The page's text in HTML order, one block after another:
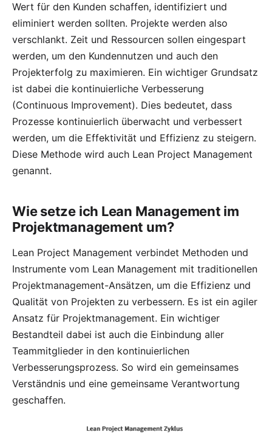
Wert für den Kunden schaffen, identifiziert und
eliminiert werden sollten. Projekte werden also
verschlankt. Zeit und Ressourcen sollen eingespart
werden, um den Kundennutzen und auch den
Projekterfolg zu maximieren. Ein wichtiger Grundsatz
ist dabei die kontinuierliche Verbesserung
(Continuous Improvement). Dies bedeutet, dass
Prozesse kontinuierlich überwacht und verbessert
werden, um die Effektivität und Effizienz zu steigern.
Diese Methode wird auch Lean Project Management
genannt.
Wie setze ich Lean Management im
Projektmanagement um?
Lean Project Management verbindet Methoden und
Instrumente vom Lean Management mit traditionellen
Projektmanagement-Ansätzen, um die Effizienz und
Qualität von Projekten zu verbessern. Es ist ein agiler
Ansatz für Projektmanagement. Ein wichtiger
Bestandteil dabei ist auch die Einbindung aller
Teammitglieder in den kontinuierlichen
Verbesserungsprozess. So wird ein gemeinsames
Verständnis und eine gemeinsame Verantwortung
geschaffen.